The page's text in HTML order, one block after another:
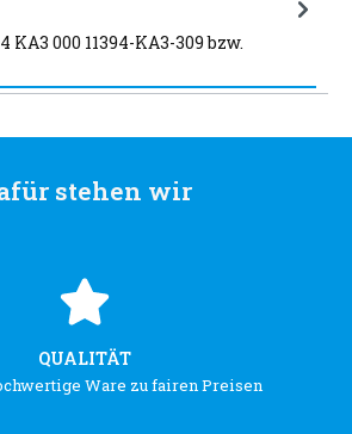
000 11394-KA3-309 bzw.
stehen wir
QUALITÄT
Ware zu fairen Preisen